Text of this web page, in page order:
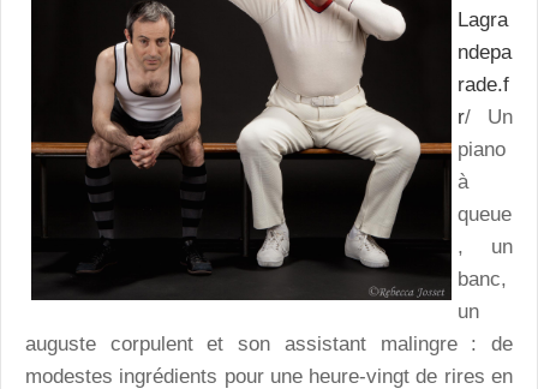
Lagra
ndepa
rade.f
r/ Un
piano
à
queue
, un
banc,
un
auguste corpulent et son assistant malingre : de
modestes ingrédients pour une heure-vingt de rires en